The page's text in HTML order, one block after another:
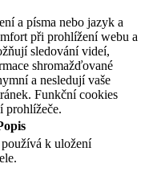
a písma nebo jazyk a
při prohlížení webu a
sledování videí,
shromažďované
a nesledují vaše
Funkční cookies
prohlížeče.
k uložení